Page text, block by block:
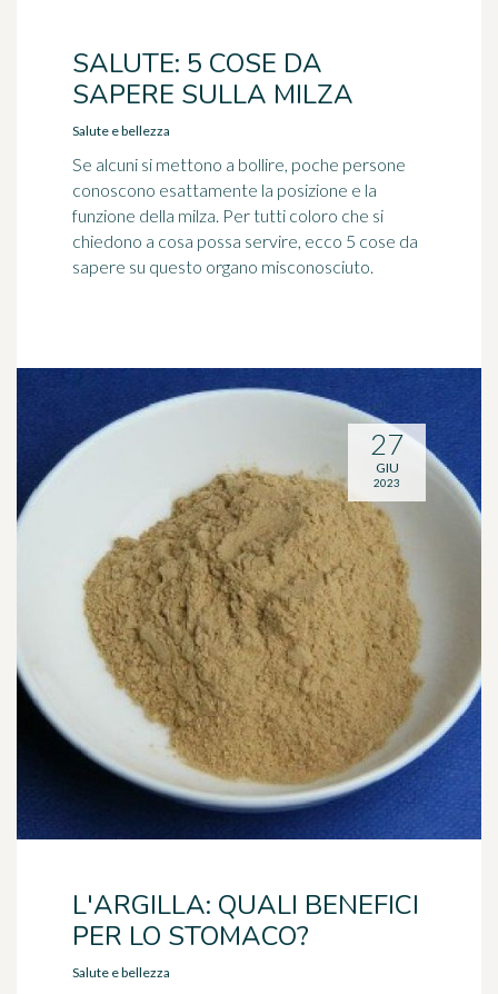
SALUTE: 5 COSE DA
SAPERE SULLA MILZA
Salute e bellezza
Se alcuni si mettono a bollire, poche persone
conoscono esattamente la posizione e la
funzione della milza. Per tutti coloro che si
chiedono a cosa possa servire, ecco 5 cose da
sapere su questo organo misconosciuto.
L'ARGILLA: QUALI BENEFICI
PER LO STOMACO?
Salute e bellezza
27
GIU
2023